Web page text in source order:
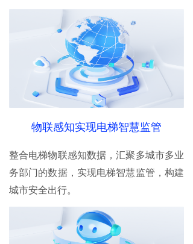
物联感知实现电梯智慧监管
整合电梯物联感知数据，汇聚多城市多业
务部门的数据，实现电梯智慧监管，构建
城市安全出行。